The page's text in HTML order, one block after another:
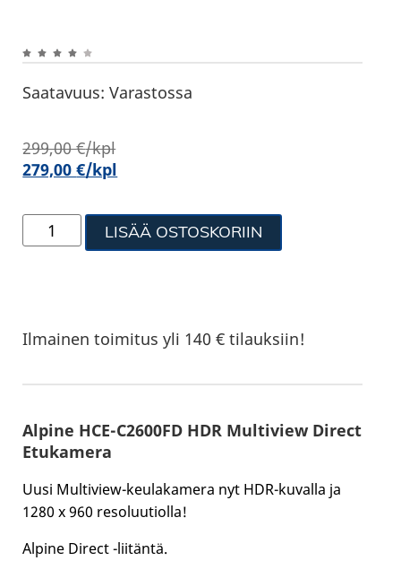
Saatavuus: Varastossa
299,00€/kpl
279,00€/kpl
LISÄÄ OSTOSKORIIN
Ilmainen toimitus yli 140 € tilauksiin!
Alpine HCE-C2600FD HDR Multiview Direct
Etukamera
Uusi Multiview-keulakamera nyt HDR-kuvalla ja
1280 x 960 resoluutiolla!
Alpine Direct -liitäntä.